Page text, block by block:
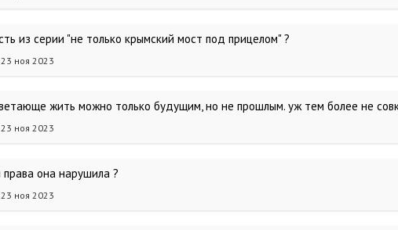
из серии "не только крымский мост под прицелом" ?
ноя 2023
жить можно только будущим, но не прошлым. уж тем более не
ноя 2023
права она нарушила ?
ноя 2023